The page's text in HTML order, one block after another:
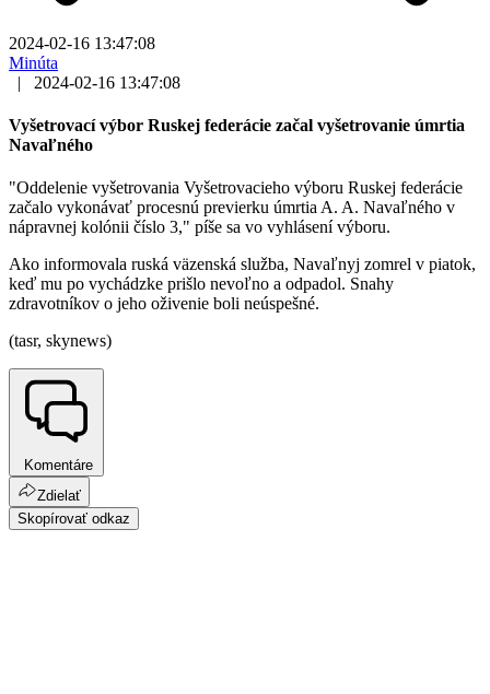
2024-02-16 13:47:08
Minúta
|
2024-02-16 13:47:08
Vyšetrovací výbor Ruskej federácie začal vyšetrovanie úmrtia
Navaľného
"Oddelenie vyšetrovania Vyšetrovacieho výboru Ruskej federácie
začalo vykonávať procesnú previerku úmrtia A. A. Navaľného v
nápravnej kolónii číslo 3," píše sa vo vyhlásení výboru.
Ako informovala ruská väzenská služba, Navaľnyj zomrel v piatok,
keď mu po vychádzke prišlo nevoľno a odpadol. Snahy
zdravotníkov o jeho oživenie boli neúspešné.
(tasr, skynews)
Komentáre
Zdielať
Skopírovať odkaz